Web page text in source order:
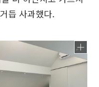
듭 사과했다.